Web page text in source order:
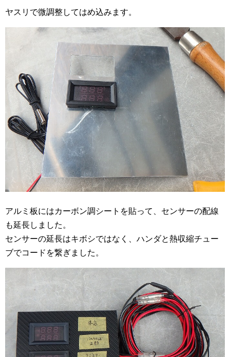
ヤスリで微調整してはめ込みます。
アルミ板にはカーボン調シートを貼って、センサーの配線
も延長しました。
センサーの延長はキボシではなく、ハンダと熱収縮チュー
ブでコードを繋ぎました。